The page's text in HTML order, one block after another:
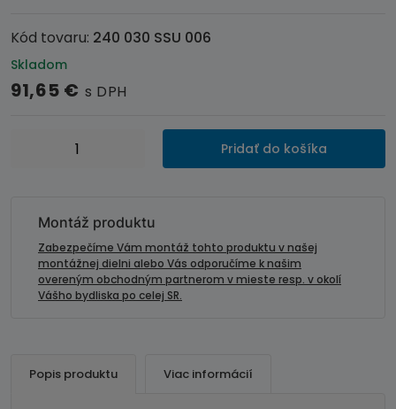
Kód tovaru: 240 030 SSU 006
Skladom
91,65 € s DPH
množstvo
volante
SUBARU
Pridať do košíka
Montáž produktu
Zabezpečíme Vám montáž tohto produktu v našej
montážnej dielni alebo Vás odporučíme k našim
overeným obchodným partnerom v mieste resp. v okolí
Vášho bydliska po celej SR.
Popis produktu Viac informácií